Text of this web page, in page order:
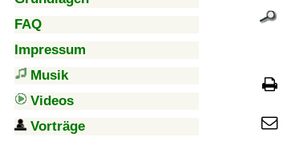
FAQ
Impressum
Musik
Videos
Vorträge